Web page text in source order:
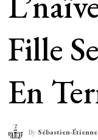
Fille
En
By Sébastien-Étienne